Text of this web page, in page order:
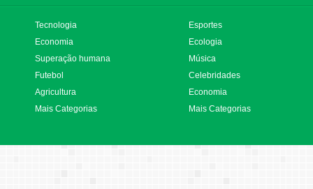
Tecnologia
Economia
Superação humana
Futebol
Agricultura
Mais Categorias
Esportes
Ecologia
Música
Celebridades
Economia
Mais Categorias